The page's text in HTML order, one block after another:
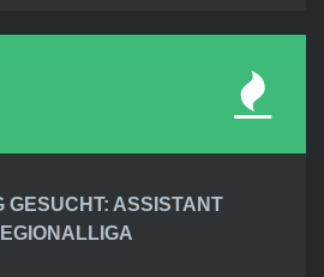
GESUCHT: ASSISTANT